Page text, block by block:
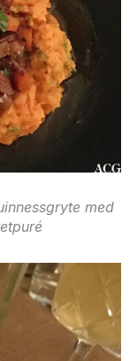
med